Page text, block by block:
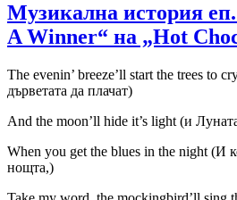
Музикална история еп.
A Winner“ на „Hot
The evenin’ breeze’ll start the trees to
дърветата да плачат)
And the moon’ll hide it’s light (и
When you get the blues in the night (И
нощта,)